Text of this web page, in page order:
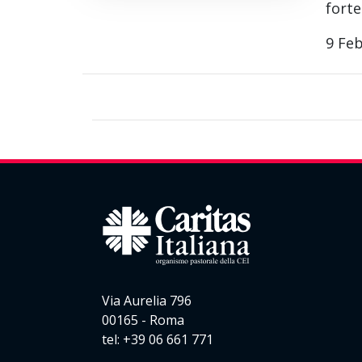
9
Via Aurelia 796
00165 - Roma
tel: +39 06 661 771